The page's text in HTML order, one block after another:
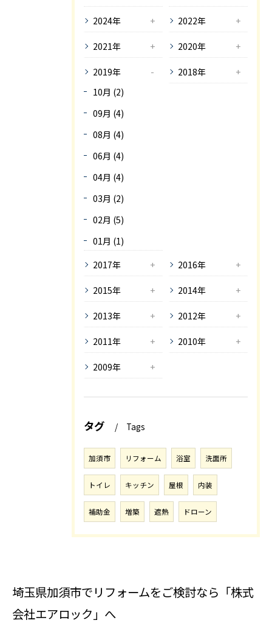
2024年 2022年
2021年 2020年
2019年
10月 (2)
09月 (4)
08月 (4)
06月 (4)
04月 (4)
03月 (2)
02月 (5)
01月 (1)
2018年
2017年 2016年
2015年 2014年
2013年 2012年
2011年 2010年
2009年
タグ Tags
加須市 リフォーム 浴室 洗面所
トイレ キッチン 屋根 内装
補助金 増築 遮熱 ドローン
埼玉県加須市でリフォームをご検討なら「株式
会社エアロック」へ